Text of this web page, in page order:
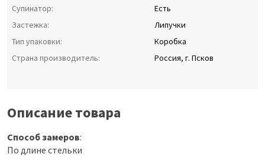
Супинатор:
Есть
Застежка:
Липучки
Тип упаковки:
Коробка
Страна производитель:
Россия, г. Псков
Описание товара
Способ замеров:
По длине стельки